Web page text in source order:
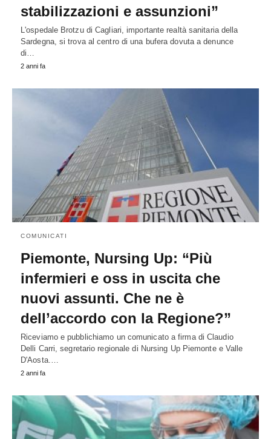
stabilizzazioni e assunzioni”
L'ospedale Brotzu di Cagliari, importante realtà sanitaria della
Sardegna, si trova al centro di una bufera dovuta a denunce
di…
2 anni fa
COMUNICATI
Piemonte, Nursing Up: “Più
infermieri e oss in uscita che
nuovi assunti. Che ne è
dell’accordo con la Regione?”
Riceviamo e pubblichiamo un comunicato a firma di Claudio
Delli Carri, segretario regionale di Nursing Up Piemonte e Valle
D'Aosta.…
2 anni fa